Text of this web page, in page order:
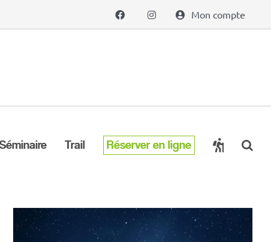
Mon compte
Séminaire Trail Réserver en ligne